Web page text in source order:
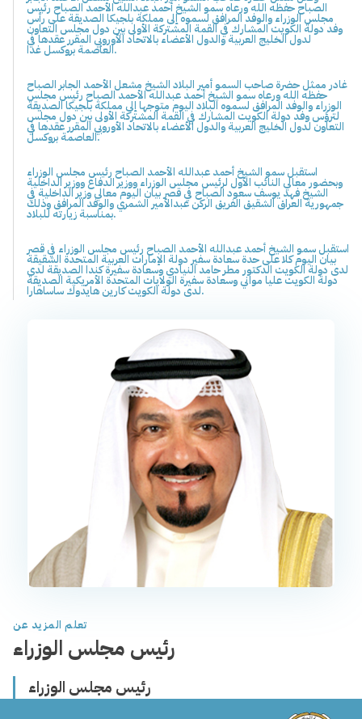
الصباح حفظه الله ورعاه سمو الشيخ أحمد عبدالله الأحمد الصباح رئيس
مجلس الوزراء والوفد المرافق لسموه إلى مملكة بلجيكا الصديقة على رأس
وفد دولة الكويت المشارك في القمة المشتركة الأولى بين دول مجلس التعاون
لدول الخليج العربية والدول الأعضاء بالاتحاد الأوروبي المقرر عقدها في
العاصمة بروكسل غدا.
غادر ممثل حضرة صاحب السمو أمير البلاد الشيخ مشعل الأحمد الجابر الصباح
حفظه الله ورعاه سمو الشيخ أحمد عبدالله الأحمد الصباح رئيس مجلس
الوزراء والوفد المرافق لسموه البلاد اليوم متوجها إلى مملكة بلجيكا الصديقة
لترؤس وفد دولة الكويت المشارك في القمة المشتركة الأولى بين دول مجلس
التعاون لدول الخليج العربية والدول الأعضاء بالاتحاد الأوروبي المقرر عقدها في
العاصمة بروكسل.
استقبل سمو الشيخ أحمد عبدالله الأحمد الصباح رئيس مجلس الوزراء
وبحضور معالي النائب الأول لرئيس مجلس الوزراء ووزير الدفاع ووزير الداخلية
الشيخ فهد يوسف سعود الصباح في قصر بيان اليوم معالي وزير الداخلية في
جمهورية العراق الشقيق الفريق الركن عبدالأمير الشمري والوفد المرافق وذلك
بمناسبة زيارته للبلاد.
استقبل سمو الشيخ أحمد عبدالله الأحمد الصباح رئيس مجلس الوزراء في قصر
بيان اليوم كلا على حدة سعادة سفير دولة الإمارات العربية المتحدة الشقيقة
لدى دولة الكويت الدكتور مطر حامد النيادي وسعادة سفيرة كندا الصديقة لدى
دولة الكويت عليا مواني وسعادة سفيرة الولايات المتحدة الأمريكية الصديقة
لدى دولة الكويت كارين هايدوك ساساهارا.
تعلم المزيد عن
رئيس مجلس الوزراء
رئيس مجلس الوزراء